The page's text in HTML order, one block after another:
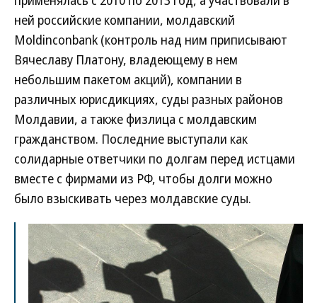
ней российские компании, молдавский
Moldinconbank (контроль над ним приписывают
Вячеславу Платону, владеющему в нем
небольшим пакетом акций), компании в
различных юрисдикциях, суды разных районов
Молдавии, а также физлица с молдавским
гражданством. Последние выступали как
солидарные ответчики по долгам перед истцами
вместе с фирмами из РФ, чтобы долги можно
было взыскивать через молдавские суды.